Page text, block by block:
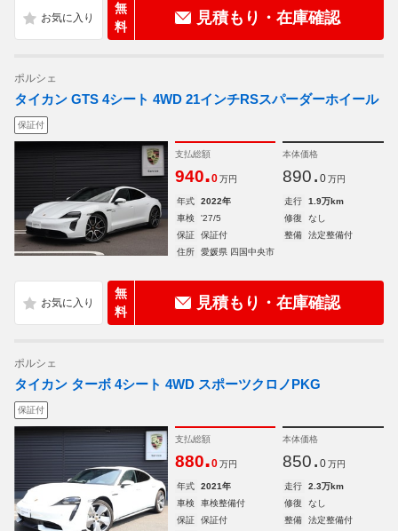
無
料
見積もり・在庫確認
ポルシェ
タイカン GTS 4シート 4WD 21インチRSスパーダーホイール
保証付
支払総額
940.0 万円
本体価格
890. 0 万円
年式 2022年 走行
1.9万km
車検
'27/5 修復
なし
保証
保証付 整備
法定整備付
住所
愛媛県 四国中央市
無
料
見積もり・在庫確認
ポルシェ
タイカン ターボ 4シート 4WD スポーツクロノPKG
保証付
支払総額
880.0 万円
本体価格
850. 0 万円
年式 2021年 走行
2.3万km
車検
車検整備付 修復
なし
保証
保証付 整備
法定整備付